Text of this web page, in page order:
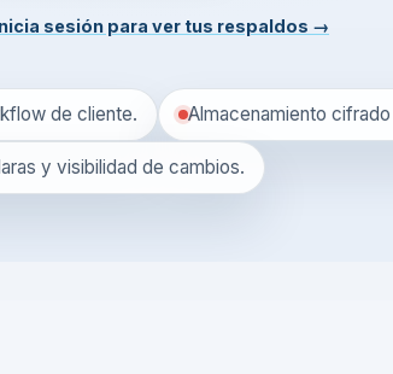
sesión para ver tus respaldos →
de cliente. Almacenamiento
y visibilidad de cambios.
sesión aquí